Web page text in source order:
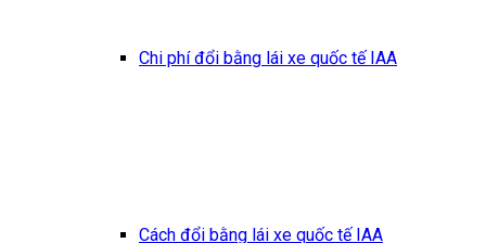
Chi phí đổi bằng lái xe quốc tế IAA
Cách đổi bằng lái xe quốc tế IAA